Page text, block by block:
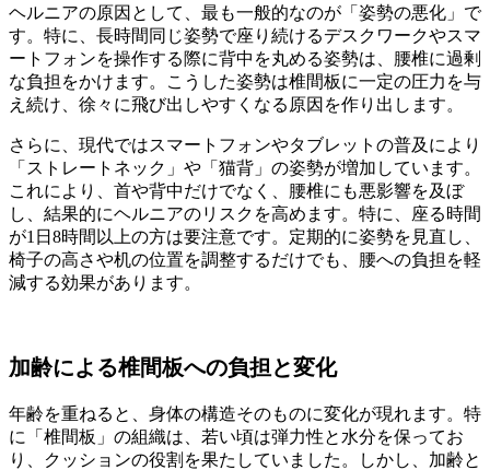
ヘルニアの原因として、最も一般的なのが「姿勢の悪化」で
す。特に、長時間同じ姿勢で座り続けるデスクワークやスマ
ートフォンを操作する際に背中を丸める姿勢は、腰椎に過剰
な負担をかけます。こうした姿勢は椎間板に一定の圧力を与
え続け、徐々に飛び出しやすくなる原因を作り出します。
さらに、現代ではスマートフォンやタブレットの普及により
「ストレートネック」や「猫背」の姿勢が増加しています。
これにより、首や背中だけでなく、腰椎にも悪影響を及ぼ
し、結果的にヘルニアのリスクを高めます。特に、座る時間
が1日8時間以上の方は要注意です。定期的に姿勢を見直し、
椅子の高さや机の位置を調整するだけでも、腰への負担を軽
減する効果があります。
加齢による椎間板への負担と変化
年齢を重ねると、身体の構造そのものに変化が現れます。特
に「椎間板」の組織は、若い頃は弾力性と水分を保ってお
り、クッションの役割を果たしていました。しかし、加齢と